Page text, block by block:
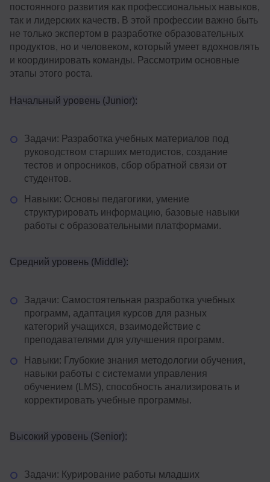
постоянного развития как профессиональных навыков,
так и лидерских качеств. В этой профессии важно быть
не только экспертом в разработке образовательных
продуктов, но и человеком, который умеет вдохновлять
и координировать команды. Рассмотрим основные
этапы этого роста.
Начальный уровень (Junior):
Задачи: Разработка учебных материалов под
руководством старших методистов, создание
тестов и опросников, сбор обратной связи от
студентов.
Навыки: Основы педагогики, умение
структурировать информацию, базовые навыки
работы с образовательными платформами.
Средний уровень (Middle):
Задачи: Самостоятельная разработка учебных
программ, адаптация курсов для разных
категорий учащихся, взаимодействие с
преподавателями для улучшения программ.
Навыки: Глубокие знания методологии обучения,
навыки работы с системами управления
обучением (LMS), способность анализировать и
корректировать учебные программы.
Высокий уровень (Senior):
Задачи: Курирование работы младших